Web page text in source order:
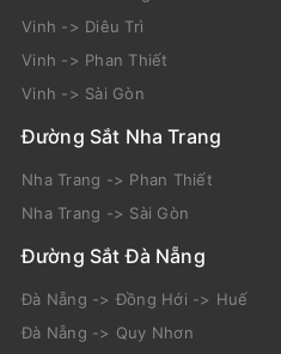
Vinh -> Diêu Trì
Vinh -> Phan Thiết
Vinh -> Sài Gòn
Đường Sắt Nha Trang
Nha Trang -> Phan Thiết
Nha Trang -> Sài Gòn
Đường Sắt Đà Nẵng
Đà Nẵng -> Đồng Hới -> Huế
Đà Nẵng -> Quy Nhơn